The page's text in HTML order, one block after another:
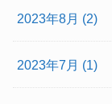
2023年8月 (2)
2023年7月 (1)